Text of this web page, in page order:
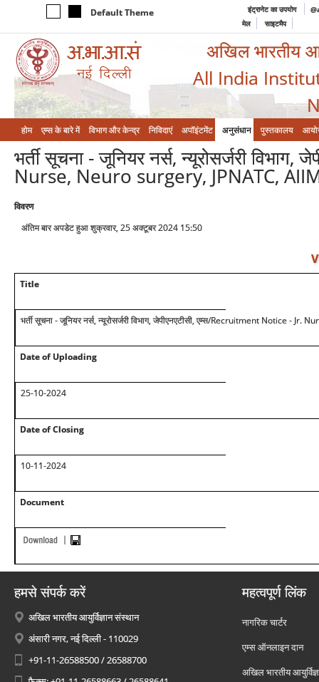
Default Theme इंट्रानेट का उपयोग
मेल
साइटमैप
अखिल भारतीय
All India
होम एम्‍स के बारे में विभाग और केन्‍द्र निविदाएं अपॉइंटमेंट अनुसंधान पुस्तकालय
भर्ती सूचना - जूनियर नर्स, न्यूरोसर्जरी
Nurse, Neuro surgery, JPNATC,
विवरण
अंतिम बार अपडेट हुआ शुक्रवार, 25 अक्टूबर 2024 15:50
Title
भर्ती सूचना - जूनियर नर्स, न्यूरोसर्जरी विभाग, जेपीएनएटीसी, एम्स/Recruitment Notice - Jr.
Date of Uploading
25-10-2024
Date of Closing
10-11-2024
Document
हमसे संपर्क करें
अखिल भारतीय आयुर्विज्ञान संस्थान
अंसारी नगर, नई दिल्ली - 110029
+91-11-26588500 / 26588700
महत्वपूर्ण लिंक
नागरिक चार्टर
एम्स ऑनलाइन दान
अखिल भारतीय